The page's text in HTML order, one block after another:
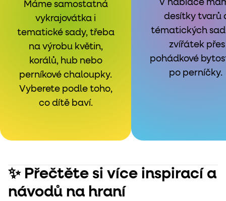
Máme samostatná
vykrajovátka i
tematické sady, třeba
na výrobu květin,
korálů, hub nebo
perníkové chaloupky.
Vyberete podle toho,
co dítě baví.
V nabídce
desítky tvarů
tématických
zvířátek přes
pohádkové
po perníčky.
✨ Přečtěte si více inspirací a
návodů na hraní